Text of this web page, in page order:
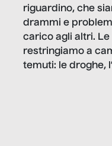
riguardino, che
drammi e
carico agli altri. Le
restringiamo a
temuti: le droghe,